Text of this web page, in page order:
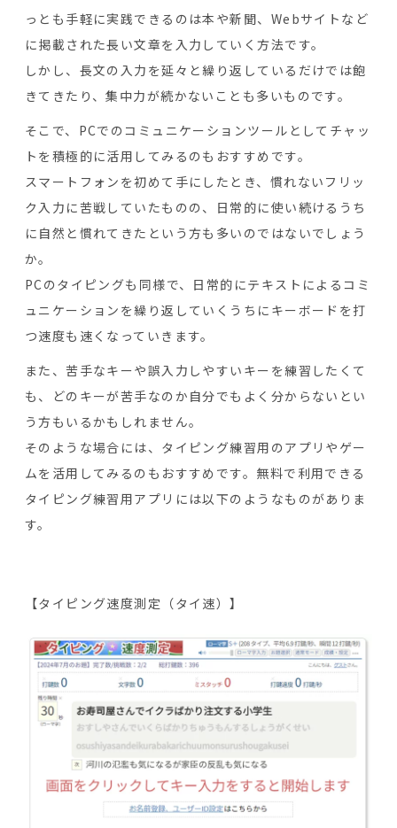
っとも手軽に実践できるのは本や新聞、Webサイトなど
に掲載された長い文章を入力していく方法です。
しかし、長文の入力を延々と繰り返しているだけでは飽
きてきたり、集中力が続かないことも多いものです。
そこで、PCでのコミュニケーションツールとしてチャッ
トを積極的に活用してみるのもおすすめです。
スマートフォンを初めて手にしたとき、慣れないフリッ
ク入力に苦戦していたものの、日常的に使い続けるうち
に自然と慣れてきたという方も多いのではないでしょう
か。
PCのタイピングも同様で、日常的にテキストによるコミ
ュニケーションを繰り返していくうちにキーボードを打
つ速度も速くなっていきます。
また、苦手なキーや誤入力しやすいキーを練習したくて
も、どのキーが苦手なのか自分でもよく分からないとい
う方もいるかもしれません。
そのような場合には、タイピング練習用のアプリやゲー
ムを活用してみるのもおすすめです。無料で利用できる
タイピング練習用アプリには以下のようなものがありま
す。
【タイピング速度測定（タイ速）】